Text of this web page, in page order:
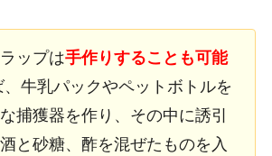
ップは手作りすることも可能
牛乳パックやペットボトルを
捕獲器を作り、その中に誘引
と砂糖、酢を混ぜたものを入